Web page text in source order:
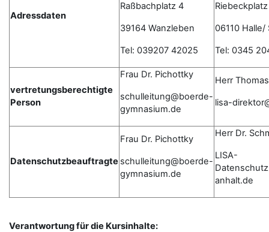
Adressdaten
Raßbachplatz 4
39164 Wanzleben
Tel: 039207 42025
06110 Halle/
Tel: 0345
vertretungsberechtigte
Person
Frau Dr. Pichottky
schulleitung@boerde-
gymnasium.de
Herr
lisa-
Datenschutzbeauftragte
Frau Dr. Pichottky
schulleitung@boerde-
gymnasium.de
Herr Dr.
LISA-
anhalt.de
Verantwortung für die Kursinhalte: